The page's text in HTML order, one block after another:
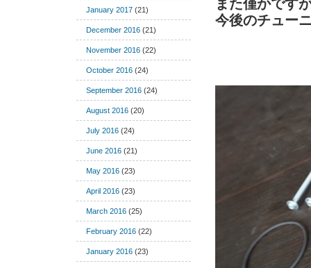
January 2017 (21)
December 2016 (21)
November 2016 (22)
October 2016 (24)
September 2016 (24)
August 2016 (20)
July 2016 (24)
June 2016 (21)
May 2016 (23)
April 2016 (23)
March 2016 (25)
February 2016 (22)
January 2016 (23)
また僅かです
今後のチュー